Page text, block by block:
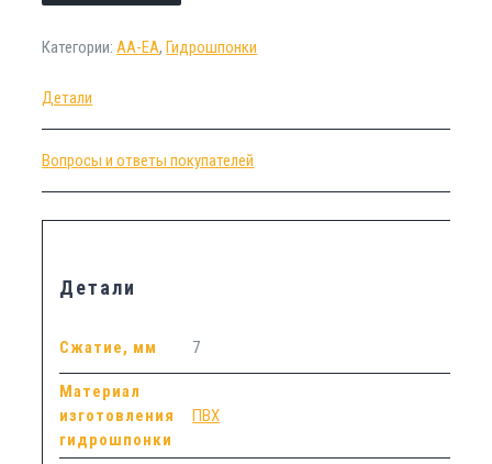
Категории:АА-ЕА,Гидрошпонки
Детали
Вопросы и ответы покупателей
Детали
Сжатие, мм 7
Материал
изготовления
гидрошпонки
ПВХ